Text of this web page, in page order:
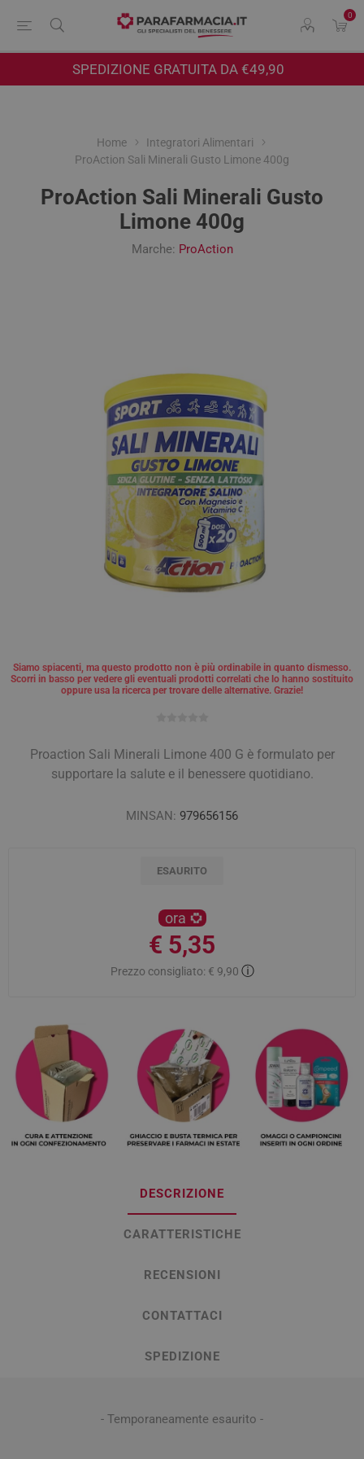
0
SPEDIZIONE GRATUITA DA €49,90
Home
Integratori Alimentari
ProAction Sali Minerali Gusto Limone 400g
ProAction Sali Minerali Gusto
Limone 400g
Marche: ProAction
Siamo spiacenti, ma questo prodotto non è più ordinabile in quanto dismesso.
Scorri in basso per vedere gli eventuali prodotti correlati che lo hanno sostituito
oppure usa la ricerca per trovare delle alternative. Grazie!
Proaction Sali Minerali Limone 400 G è formulato per
supportare la salute e il benessere quotidiano.
MINSAN: 979656156
ESAURITO
ora
€ 5,35
Prezzo consigliato: € 9,90 ⓘ
DESCRIZIONE
CARATTERISTICHE
RECENSIONI
CONTATTACI
SPEDIZIONE
- Temporaneamente esaurito -